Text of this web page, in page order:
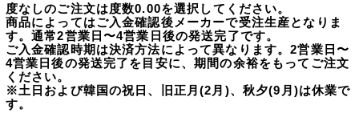
度なしのご注文は度数0.00を選択してください。
商品によってはご入金確認後メーカーで受注生産となりま
す。通常2営業日〜4営業日後の発送完了です。
ご入金確認時期は決済方法によって異なります。2営業日〜
4営業日後の発送完了を目安に、期間の余裕をもってご注文
ください。
※土日および韓国の祝日、旧正月(2月)、秋夕(9月)は休業で
す。